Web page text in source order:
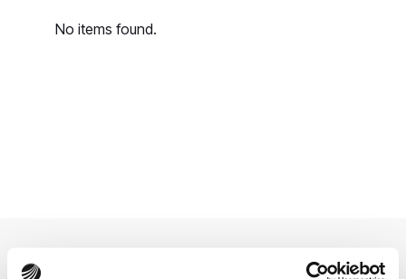
No items found.